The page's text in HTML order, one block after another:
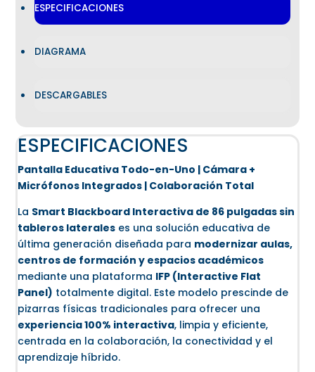
ESPECIFICACIONES
DIAGRAMA
DESCARGABLES
ESPECIFICACIONES
Pantalla Educativa Todo-en-Uno | Cámara +
Micrófonos Integrados | Colaboración Total
La Smart Blackboard Interactiva de 86 pulgadas sin
tableros laterales es una solución educativa de
última generación diseñada para modernizar aulas,
centros de formación y espacios académicos
mediante una plataforma IFP (Interactive Flat
Panel) totalmente digital. Este modelo prescinde de
pizarras físicas tradicionales para ofrecer una
experiencia 100% interactiva, limpia y eficiente,
centrada en la colaboración, la conectividad y el
aprendizaje híbrido.